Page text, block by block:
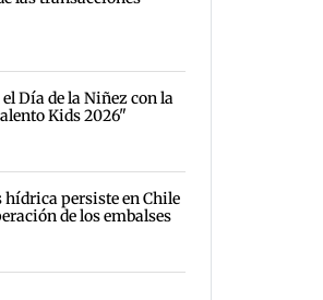
Día de la Niñez con la
Kids 2026"
persiste en Chile
de los embalses